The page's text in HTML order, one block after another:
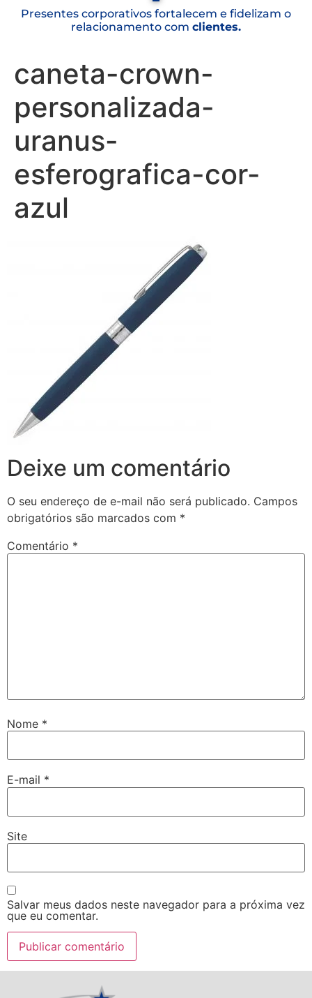
Presentes corporativos fortalecem e fidelizam o
relacionamento com clientes.
caneta-crown-
personalizada-
uranus-
esferografica-cor-
azul
Deixe um comentário
O seu endereço de e-mail não será publicado. Campos
obrigatórios são marcados com *
Comentário *
Nome *
E-mail *
Site
Salvar meus dados neste navegador para a próxima vez
que eu comentar.